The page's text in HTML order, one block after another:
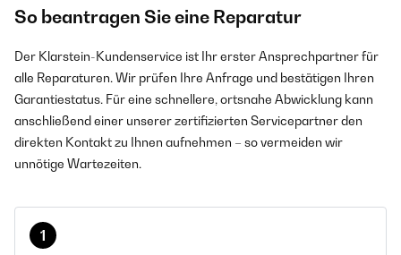
So beantragen Sie eine Reparatur
Der Klarstein-Kundenservice ist Ihr erster Ansprechpartner für
alle Reparaturen. Wir prüfen Ihre Anfrage und bestätigen Ihren
Garantiestatus. Für eine schnellere, ortsnahe Abwicklung kann
anschließend einer unserer zertifizierten Servicepartner den
direkten Kontakt zu Ihnen aufnehmen – so vermeiden wir
unnötige Wartezeiten.
1